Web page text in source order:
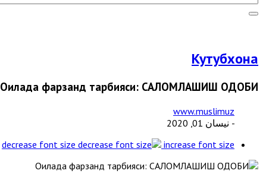
Кутубхона
Оилада фарзанд тарбияси: САЛОМЛАШИШ ОДОБИ
www.muslimuz
- نيسان 01, 2020
decrease font size increase font size